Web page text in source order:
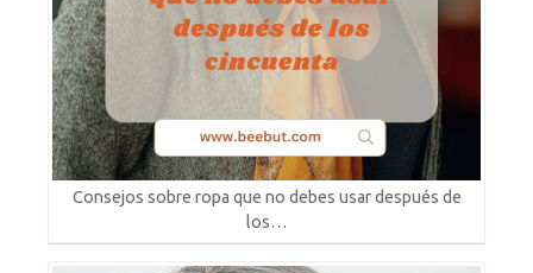
Consejos sobre ropa que no debes usar después de
los…